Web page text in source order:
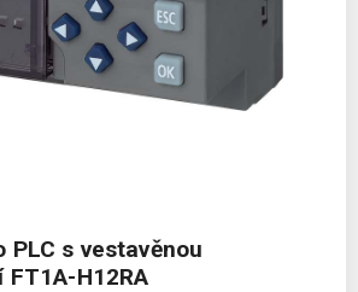
PLC s vestavěnou
H12RA